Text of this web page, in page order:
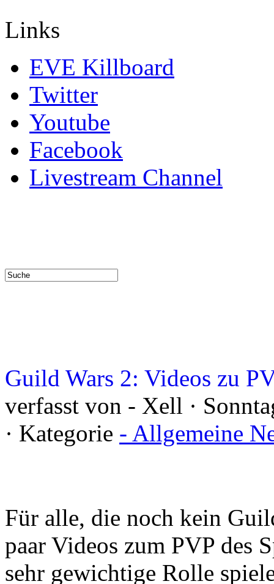
Links
EVE Killboard
Twitter
Youtube
Facebook
Livestream Channel
Guild Wars 2: Videos zu
verfasst von - Xell ·
· Kategorie - Allgemeine
Für alle, die noch kein
paar Videos zum PVP des
sehr gewichtige Rolle